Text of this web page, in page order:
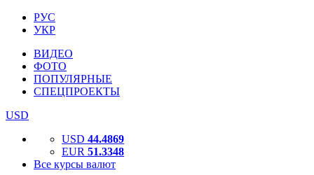
РУС
УКР
ВИДЕО
ФОТО
ПОПУЛЯРНЫЕ
СПЕЦПРОЕКТЫ
USD
USD 44.4869
EUR 51.3348
Все курсы валют